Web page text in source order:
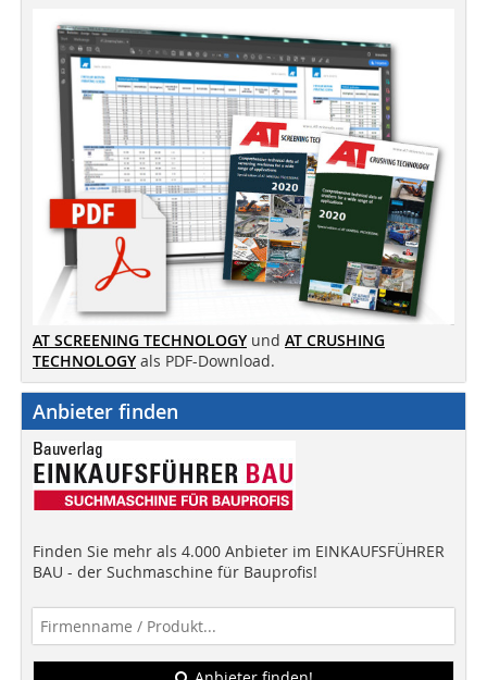
AT SCREENING TECHNOLOGY und AT CRUSHING
TECHNOLOGY als PDF-Download.
Anbieter finden
Finden Sie mehr als 4.000 Anbieter im EINKAUFSFÜHRER
BAU - der Suchmaschine für Bauprofis!